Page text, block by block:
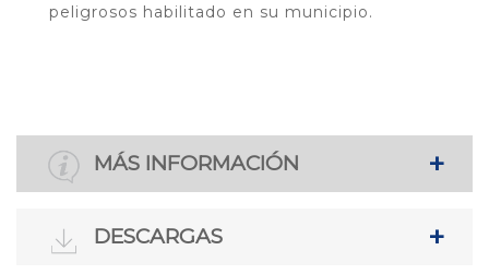
peligrosos habilitado en su municipio.
MÁS INFORMACIÓN
DESCARGAS